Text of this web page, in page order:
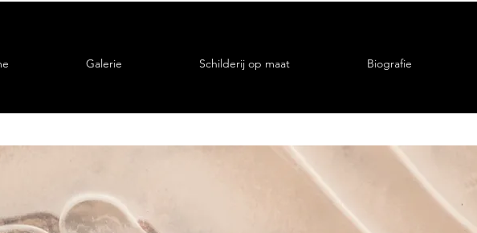
Galerie Schilderij op maat Biografie